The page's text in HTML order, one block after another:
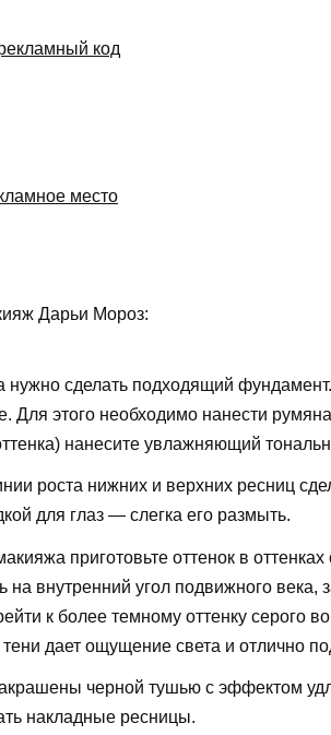
код
место
Дарьи Мороз:
нужно сделать подходящий фундамент.
Для этого необходимо нанести
нанесите увлажняющий
роста нижних и верхних ресниц
для глаз — слегка его размыть.
приготовьте оттенок в
на внутренний угол подвижного века,
к более темному оттенку серого
дает ощущение света и отлично
черной тушью с эффектом
накладные ресницы.